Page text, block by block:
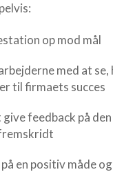
op mod mål
med at se,
til firmaets succes
feedback på
en positiv måde